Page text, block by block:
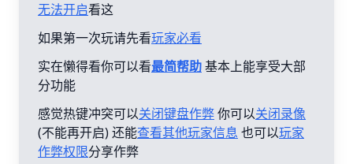
无法开启看这
如果第一次玩请先看玩家必看
实在懒得看你可以看最简帮助基本上能享受大部
分功能
感觉热键冲突可以关闭键盘作弊你可以关闭录像
(不能再开启) 还能查看其他玩家信息 也可以玩家
作弊权限分享作弊